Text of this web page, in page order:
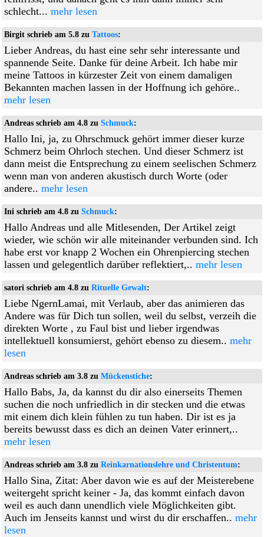
schlecht... mehr lesen
Birgit schrieb am 5.8 zu Tattoos:
Lieber Andreas, du hast eine sehr sehr interessante und
spannende Seite. Danke für deine Arbeit. Ich habe mir
meine Tattoos in kürzester Zeit von einem damaligen
Bekannten machen lassen in der Hoffnung ich gehöre..
mehr lesen
Andreas schrieb am 4.8 zu Schmuck:
Hallo Ini, ja, zu Ohrschmuck gehört immer dieser kurze
Schmerz beim Ohrloch stechen. Und dieser Schmerz ist
dann meist die Entsprechung zu einem seelischen Schmerz
wenn man von anderen akustisch durch Worte (oder
andere.. mehr lesen
Ini schrieb am 4.8 zu Schmuck:
Hallo Andreas und alle Mitlesenden, Der Artikel zeigt
wieder, wie schön wir alle miteinander verbunden sind. Ich
habe erst vor knapp 2 Wochen ein Ohrenpiercing stechen
lassen und gelegentlich darüber reflektiert,.. mehr lesen
satori schrieb am 4.8 zu Rituelle Gewalt:
Liebe NgernLamai, mit Verlaub, aber das animieren das
Andere was für Dich tun sollen, weil du selbst, verzeih die
direkten Worte , zu Faul bist und lieber irgendwas
intellektuell konsumierst, gehört ebenso zu diesem.. mehr
lesen
Andreas schrieb am 3.8 zu Mückenstiche:
Hallo Babs, Ja, da kannst du dir also einerseits Themen
suchen die noch unfriedlich in dir stecken und die etwas
mit einem dich klein fühlen zu tun haben. Dir ist es ja
bereits bewusst dass es dich an deinen Vater erinnert,..
mehr lesen
Andreas schrieb am 3.8 zu Reinkarnationslehre und Christentum:
Hallo Sina, Zitat: Aber davon wie es auf der Meisterebene
weitergeht spricht keiner - Ja, das kommt einfach davon
weil es auch dann unendlich viele Möglichkeiten gibt.
Auch im Jenseits kannst und wirst du dir erschaffen.. mehr
lesen